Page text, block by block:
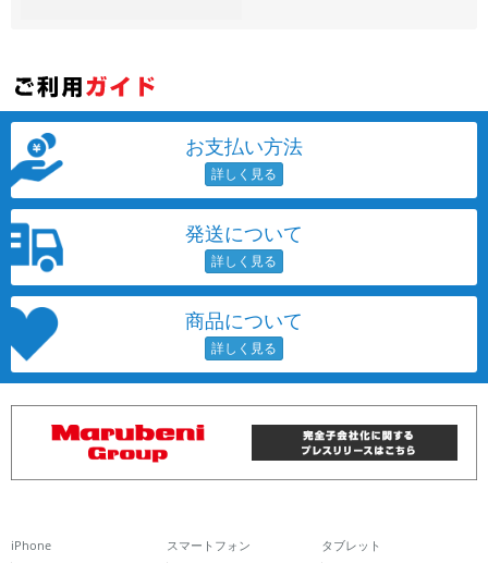
お支払い方法
発送について
商品について
iPhone スマートフォン タブレット